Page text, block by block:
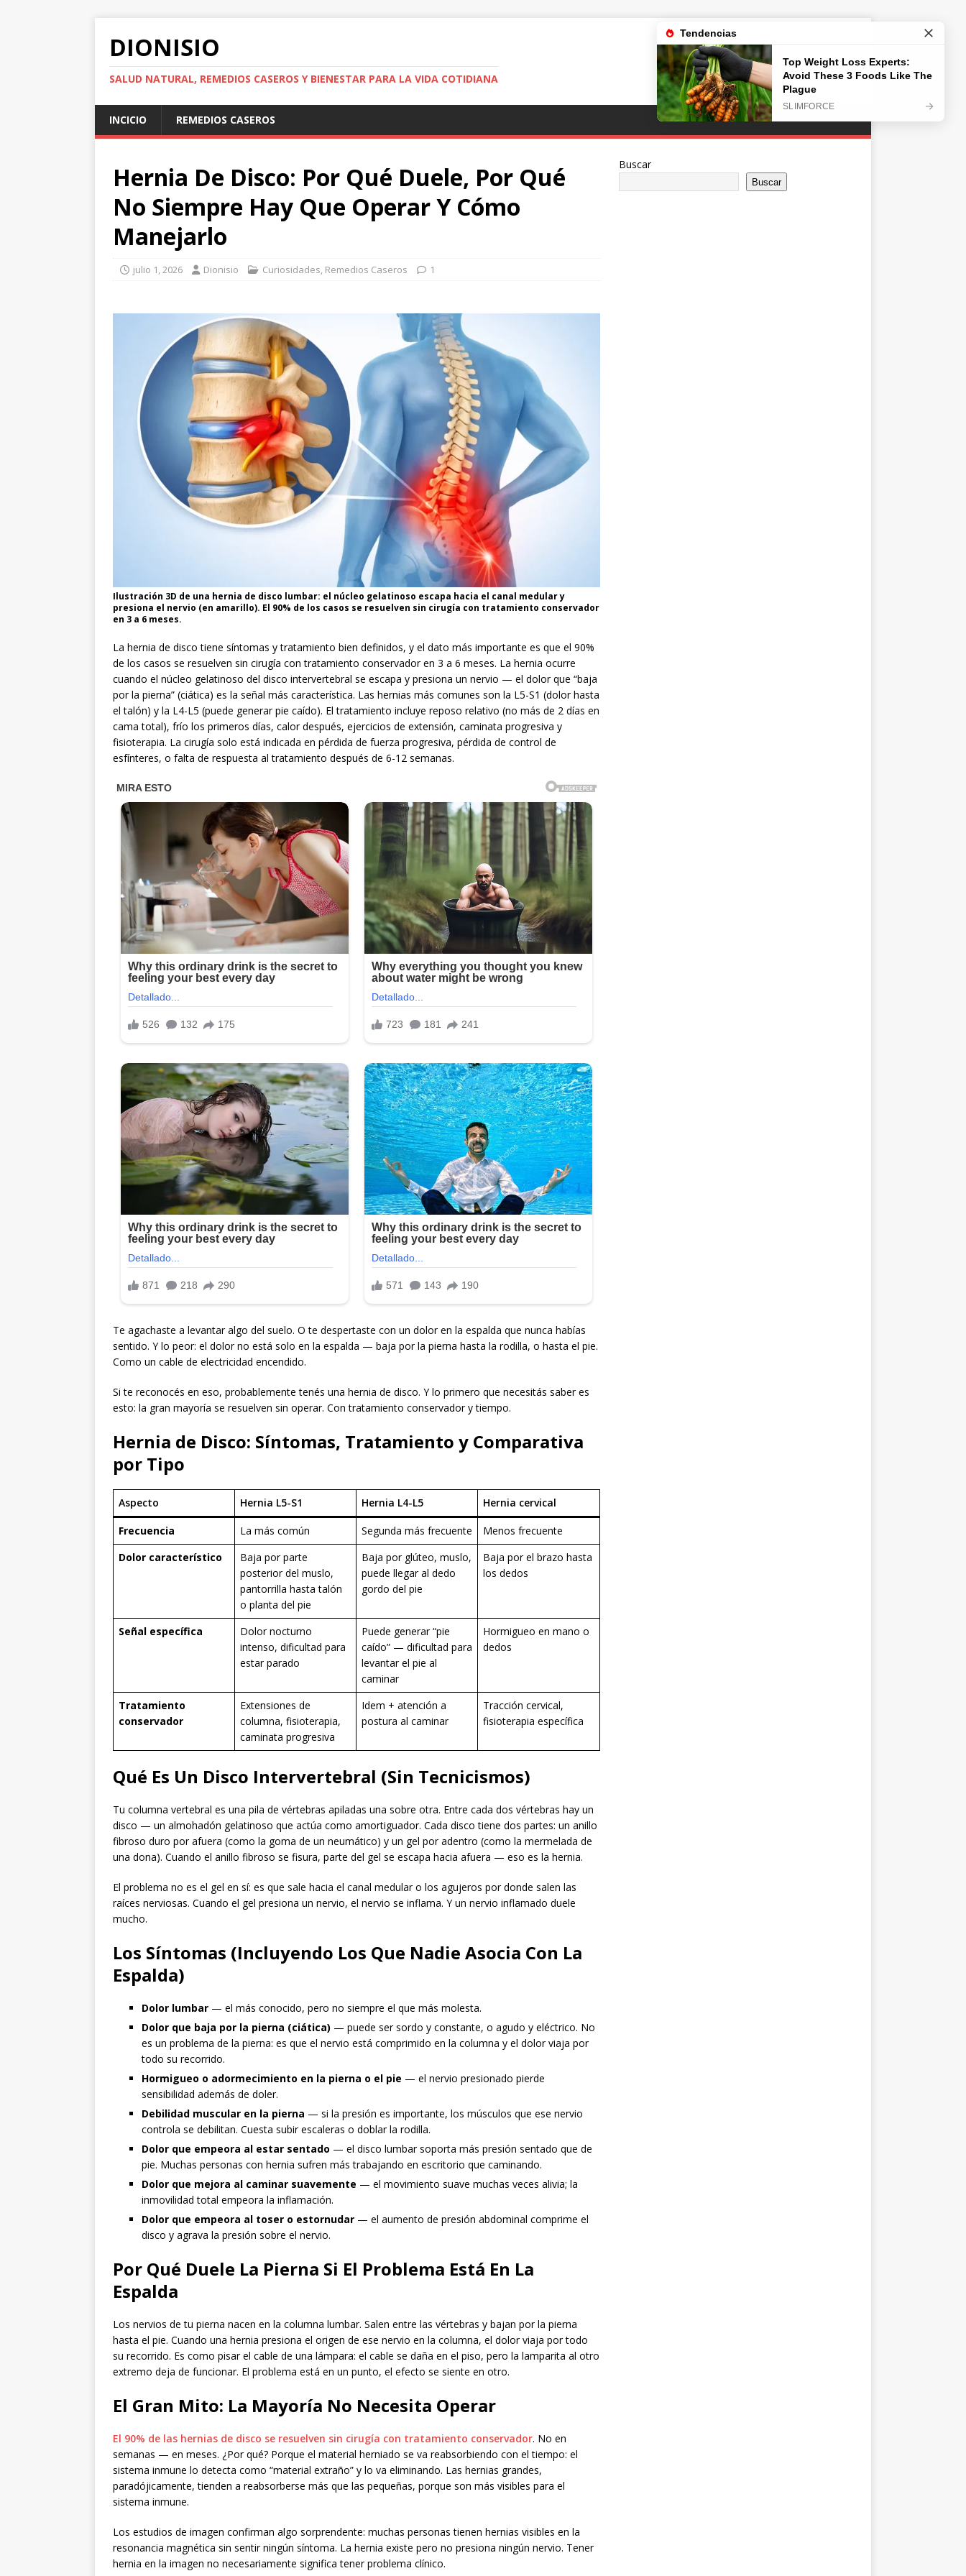
DIONISIO
SALUD NATURAL, REMEDIOS CASEROS Y BIENESTAR PARA LA VIDA COTIDIANA
INCICIO REMEDIOS CASEROS
Hernia De Disco: Por Qué Duele, Por Qué
No Siempre Hay Que Operar Y Cómo
Manejarlo
julio 1, 2026 Dionisio Curiosidades, Remedios Caseros 1
Ilustración 3D de una hernia de disco lumbar: el núcleo gelatinoso escapa hacia el canal medular y
presiona el nervio (en amarillo). El 90% de los casos se resuelven sin cirugía con tratamiento conservador
en 3 a 6 meses.
La hernia de disco tiene síntomas y tratamiento bien definidos, y el dato más importante es que el 90%
de los casos se resuelven sin cirugía con tratamiento conservador en 3 a 6 meses. La hernia ocurre
cuando el núcleo gelatinoso del disco intervertebral se escapa y presiona un nervio — el dolor que “baja
por la pierna” (ciática) es la señal más característica. Las hernias más comunes son la L5-S1 (dolor hasta
el talón) y la L4-L5 (puede generar pie caído). El tratamiento incluye reposo relativo (no más de 2 días en
cama total), frío los primeros días, calor después, ejercicios de extensión, caminata progresiva y
fisioterapia. La cirugía solo está indicada en pérdida de fuerza progresiva, pérdida de control de
esfínteres, o falta de respuesta al tratamiento después de 6-12 semanas.
Te agachaste a levantar algo del suelo. O te despertaste con un dolor en la espalda que nunca habías
sentido. Y lo peor: el dolor no está solo en la espalda — baja por la pierna hasta la rodilla, o hasta el pie.
Como un cable de electricidad encendido.
Si te reconocés en eso, probablemente tenés una hernia de disco. Y lo primero que necesitás saber es
esto: la gran mayoría se resuelven sin operar. Con tratamiento conservador y tiempo.
Hernia de Disco: Síntomas, Tratamiento y Comparativa
por Tipo
Aspecto Hernia L5-S1 Hernia L4-L5 Hernia cervical
Frecuencia La más común Segunda más frecuente
Menos frecuente
Dolor característico
Baja por parte
posterior del muslo,
pantorrilla hasta talón
o planta del pie
Baja por glúteo, muslo,
puede llegar al dedo
gordo del pie
Baja por el brazo hasta
los dedos
Señal específica
Dolor nocturno
intenso, dificultad para
estar parado
Puede generar “pie
caído” — dificultad para
levantar el pie al
caminar
Hormigueo en mano o
dedos
Tratamiento
conservador
Extensiones de
columna, fisioterapia,
caminata progresiva
Idem + atención a
postura al caminar
Tracción cervical,
fisioterapia específica
Qué Es Un Disco Intervertebral (Sin Tecnicismos)
Tu columna vertebral es una pila de vértebras apiladas una sobre otra. Entre cada dos vértebras hay un
disco — un almohadón gelatinoso que actúa como amortiguador. Cada disco tiene dos partes: un anillo
fibroso duro por afuera (como la goma de un neumático) y un gel por adentro (como la mermelada de
una dona). Cuando el anillo fibroso se fisura, parte del gel se escapa hacia afuera — eso es la hernia.
El problema no es el gel en sí: es que sale hacia el canal medular o los agujeros por donde salen las
raíces nerviosas. Cuando el gel presiona un nervio, el nervio se inflama. Y un nervio inflamado duele
mucho.
Los Síntomas (Incluyendo Los Que Nadie Asocia Con La
Espalda)
Dolor lumbar — el más conocido, pero no siempre el que más molesta.
Dolor que baja por la pierna (ciática) — puede ser sordo y constante, o agudo y eléctrico. No
es un problema de la pierna: es que el nervio está comprimido en la columna y el dolor viaja por
todo su recorrido.
Hormigueo o adormecimiento en la pierna o el pie — el nervio presionado pierde
sensibilidad además de doler.
Debilidad muscular en la pierna — si la presión es importante, los músculos que ese nervio
controla se debilitan. Cuesta subir escaleras o doblar la rodilla.
Dolor que empeora al estar sentado — el disco lumbar soporta más presión sentado que de
pie. Muchas personas con hernia sufren más trabajando en escritorio que caminando.
Dolor que mejora al caminar suavemente — el movimiento suave muchas veces alivia; la
inmovilidad total empeora la inflamación.
Dolor que empeora al toser o estornudar — el aumento de presión abdominal comprime el
disco y agrava la presión sobre el nervio.
Por Qué Duele La Pierna Si El Problema Está En La
Espalda
Los nervios de tu pierna nacen en la columna lumbar. Salen entre las vértebras y bajan por la pierna
hasta el pie. Cuando una hernia presiona el origen de ese nervio en la columna, el dolor viaja por todo
su recorrido. Es como pisar el cable de una lámpara: el cable se daña en el piso, pero la lamparita al otro
extremo deja de funcionar. El problema está en un punto, el efecto se siente en otro.
El Gran Mito: La Mayoría No Necesita Operar
El 90% de las hernias de disco se resuelven sin cirugía con tratamiento conservador. No en
semanas — en meses. ¿Por qué? Porque el material herniado se va reabsorbiendo con el tiempo: el
sistema inmune lo detecta como “material extraño” y lo va eliminando. Las hernias grandes,
paradójicamente, tienden a reabsorberse más que las pequeñas, porque son más visibles para el
sistema inmune.
Los estudios de imagen confirman algo sorprendente: muchas personas tienen hernias visibles en la
resonancia magnética sin sentir ningún síntoma. La hernia existe pero no presiona ningún nervio. Tener
hernia en la imagen no necesariamente significa tener problema clínico.
Buscar
Buscar